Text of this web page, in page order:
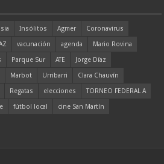
Insólitos Agmer
Coronavirus
vacunación agenda
Mario Rovina
Parque Sur ATE
Jorge Díaz
Marbot Urribarri
Clara Chauvín
Regatas elecciones
TORNEO FEDERAL A
fútbol local cine San Martín